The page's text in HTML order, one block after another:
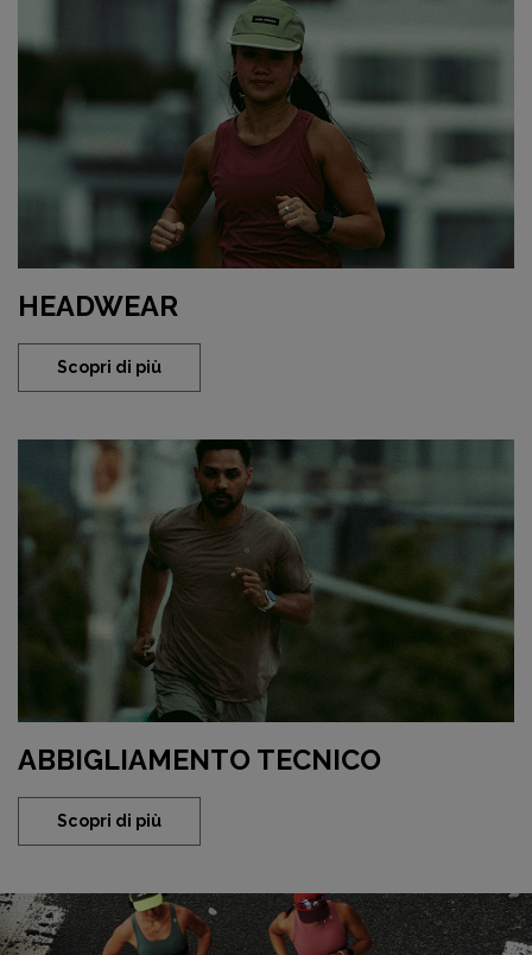
HEADWEAR
Scopri di più
ABBIGLIAMENTO TECNICO
Scopri di più